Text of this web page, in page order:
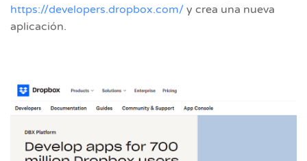
https://developers.dropbox.com/ y crea una nueva
aplicación.